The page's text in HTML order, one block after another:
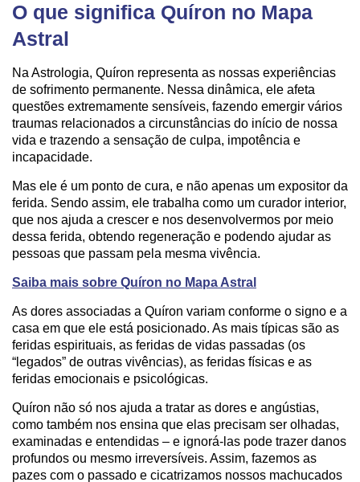
O que significa Quíron no Mapa
Astral
Na Astrologia, Quíron representa as nossas experiências
de sofrimento permanente. Nessa dinâmica, ele afeta
questões extremamente sensíveis, fazendo emergir vários
traumas relacionados a circunstâncias do início de nossa
vida e trazendo a sensação de culpa, impotência e
incapacidade.
Mas ele é um ponto de cura, e não apenas um expositor da
ferida. Sendo assim, ele trabalha como um curador interior,
que nos ajuda a crescer e nos desenvolvermos por meio
dessa ferida, obtendo regeneração e podendo ajudar as
pessoas que passam pela mesma vivência.
Saiba mais sobre Quíron no Mapa Astral
As dores associadas a Quíron variam conforme o signo e a
casa em que ele está posicionado. As mais típicas são as
feridas espirituais, as feridas de vidas passadas (os
“legados” de outras vivências), as feridas físicas e as
feridas emocionais e psicológicas.
Quíron não só nos ajuda a tratar as dores e angústias,
como também nos ensina que elas precisam ser olhadas,
examinadas e entendidas – e ignorá-las pode trazer danos
profundos ou mesmo irreversíveis. Assim, fazemos as
pazes com o passado e cicatrizamos nossos machucados